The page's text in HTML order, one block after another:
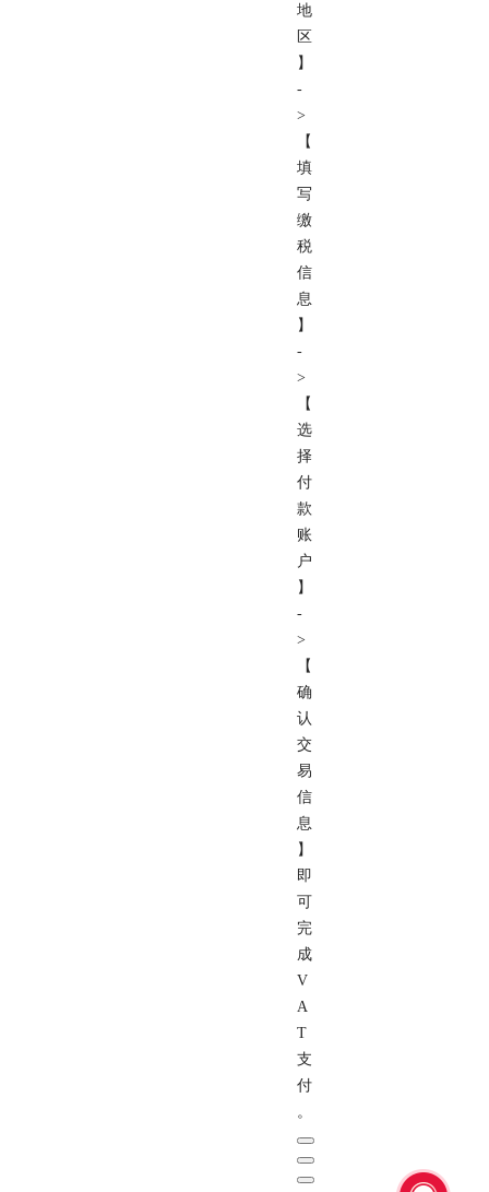
地
区
】
-
>
【
填
写
缴
税
信
息
】
-
>
【
选
择
付
款
账
户
】
-
>
【
确
认
交
易
信
息
】
即
可
完
成
V
A
T
支
付
。